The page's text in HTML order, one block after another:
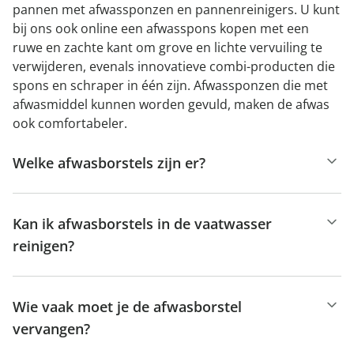
pannen met afwassponzen en pannenreinigers. U kunt
bij ons ook online een afwasspons kopen met een
ruwe en zachte kant om grove en lichte vervuiling te
verwijderen, evenals innovatieve combi-producten die
spons en schraper in één zijn. Afwassponzen die met
afwasmiddel kunnen worden gevuld, maken de afwas
ook comfortabeler.
Welke afwasborstels zijn er?
Kan ik afwasborstels in de vaatwasser
reinigen?
Wie vaak moet je de afwasborstel
vervangen?